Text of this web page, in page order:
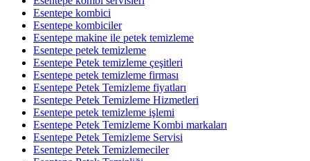
Esentepe kombici
Esentepe kombiciler
Esentepe makine ile petek temizleme
Esentepe petek temizleme
Esentepe Petek temizleme çeşitleri
Esentepe petek temizleme firması
Esentepe Petek Temizleme fiyatları
Esentepe Petek Temizleme Hizmetleri
Esentepe petek temizleme işlemi
Esentepe Petek Temizleme Kombi markaları
Esentepe Petek Temizleme Servisi
Esentepe Petek Temizlemeciler